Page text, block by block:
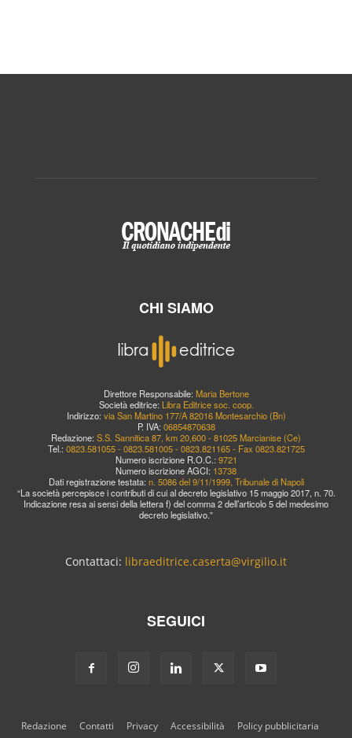
CHI SIAMO
Direttore Responsabile: Maria Bertone
Società editrice: Libra Editrice soc. coop.
Indirizzo: via San Martino 177/A 82016 Montesarchio (Bn)
P. IVA: 06854870638
Redazione: S.S. Sannitica 87, km 20,600 - 81025 Marcianise (Ce)
Tel.: 0823.581055 - 0823.581005 - 0823.821165 - Fax 0823.821725
Numero iscrizione R.O.C.: 9721
Numero iscrizione AGCI: 13738
Dati registrazione testata: n. 5086 del 9/11/1999, Tribunale di Napoli
“La società percepisce i contributi di cui al decreto legislativo 15 maggio 2017, n. 70.
Indicazione resa ai sensi della lettera f) del comma 2 dell’articolo 5 del medesimo
decreto legislativo.”
Contattaci: libraeditrice.caserta@virgilio.it
SEGUICI
Redazione Contatti Privacy Accessibilità
Policy pubblicitaria